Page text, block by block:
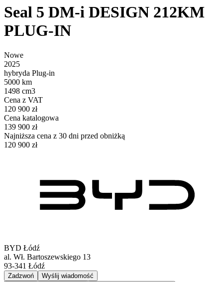
Seal 5 DM-i DESIGN 212KM
PLUG-IN
Nowe
2025
hybryda Plug-in
5000 km
1498 cm3
Cena z VAT
120 900 zł
Cena katalogowa
139 900 zł
Najniższa cena z 30 dni przed obniżką
120 900 zł
BYD Łódź
al. Wł. Bartoszewskiego 13
93-341 Łódź
Zadzwoń
Wyślij wiadomość